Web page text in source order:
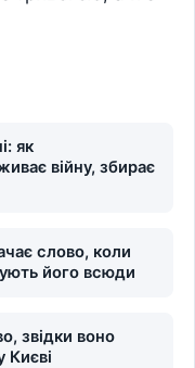
як
війну, збирає
слово, коли
його всюди
звідки воно
Києві